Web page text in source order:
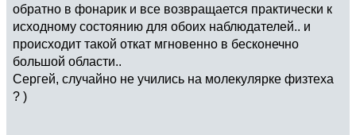
обратно в фонарик и все возвращается практически к
исходному состоянию для обоих наблюдателей.. и
происходит такой откат мгновенно в бесконечно
большой области..
Сергей, случайно не учились на молекулярке физтеха
? )